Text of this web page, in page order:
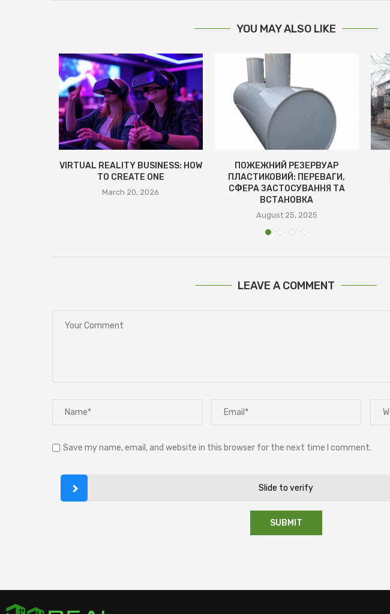
YOU MAY ALSO LIKE
VIRTUAL REALITY BUSINESS: HOW
TO CREATE ONE
March 20, 2026
ПОЖЕЖНИЙ РЕЗЕРВУАР
ПЛАСТИКОВИЙ: ПЕРЕВАГИ,
СФЕРА ЗАСТОСУВАННЯ ТА
ВСТАНОВКА
August 25, 2025
LEAVE A COMMENT
Save my name, email, and website in this browser for the next time I comment.
Slide to verify